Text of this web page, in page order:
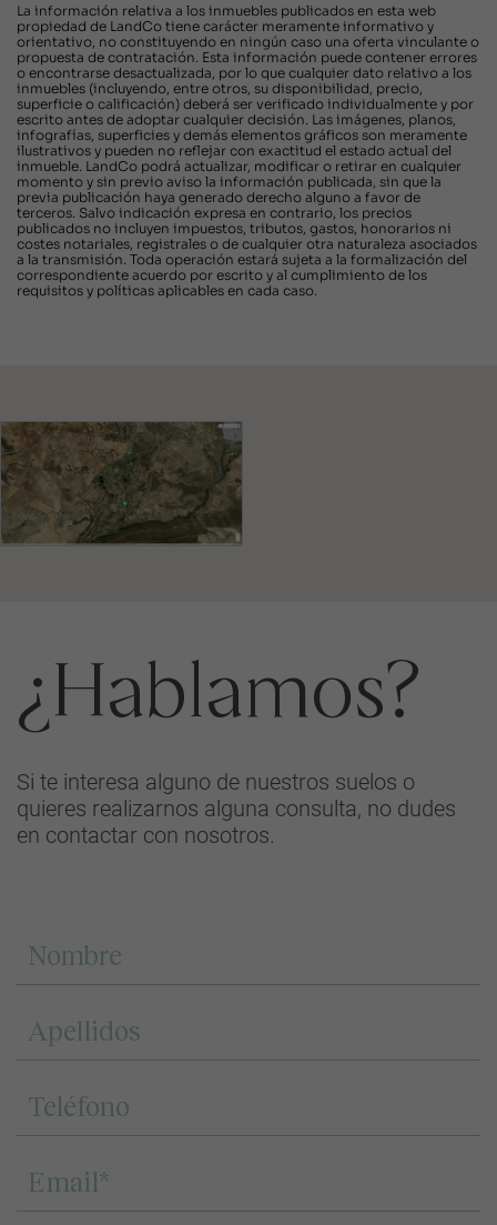
La información relativa a los inmuebles publicados en esta web
propiedad de LandCo tiene carácter meramente informativo y
orientativo, no constituyendo en ningún caso una oferta vinculante o
propuesta de contratación. Esta información puede contener errores
o encontrarse desactualizada, por lo que cualquier dato relativo a los
inmuebles (incluyendo, entre otros, su disponibilidad, precio,
superficie o calificación) deberá ser verificado individualmente y por
escrito antes de adoptar cualquier decisión. Las imágenes, planos,
infografías, superficies y demás elementos gráficos son meramente
ilustrativos y pueden no reflejar con exactitud el estado actual del
inmueble. LandCo podrá actualizar, modificar o retirar en cualquier
momento y sin previo aviso la información publicada, sin que la
previa publicación haya generado derecho alguno a favor de
terceros. Salvo indicación expresa en contrario, los precios
publicados no incluyen impuestos, tributos, gastos, honorarios ni
costes notariales, registrales o de cualquier otra naturaleza asociados
a la transmisión. Toda operación estará sujeta a la formalización del
correspondiente acuerdo por escrito y al cumplimiento de los
requisitos y políticas aplicables en cada caso.
¿Hablamos?
Si te interesa alguno de nuestros suelos o
quieres realizarnos alguna consulta, no dudes
en contactar con nosotros.